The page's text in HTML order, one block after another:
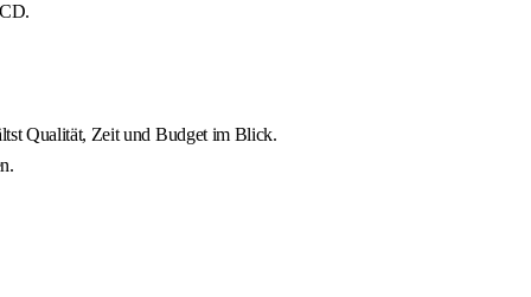
Qualität, Zeit und Budget im Blick.